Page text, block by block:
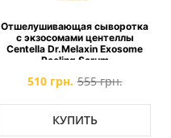
Отшелушивающая сыворотка
с экзосомами центеллы
Centella Dr.Melaxin Exosome
Peeling Serum
510 грн. 555 грн.
КУПИТЬ